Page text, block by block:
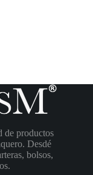
de productos
Desdé
bolsos,